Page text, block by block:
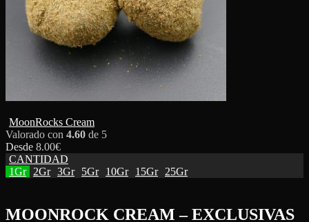
MoonRocks Cream
Valorado con 4.60 de 5
Desde 8.00€
CANTIDAD
1Gr 2Gr 3Gr 5Gr 10Gr 15Gr 25Gr
MOONROCK CREAM – EXCLUSIVAS